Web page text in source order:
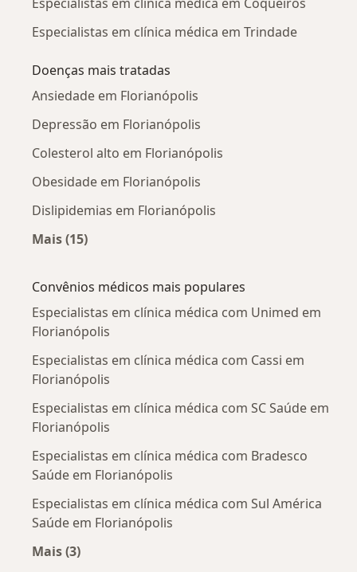
Especialistas em clínica médica em Trindade
Doenças mais tratadas
Ansiedade em Florianópolis
Depressão em Florianópolis
Colesterol alto em Florianópolis
Obesidade em Florianópolis
Dislipidemias em Florianópolis
Mais (15)
Convênios médicos mais populares
Especialistas em clínica médica com Unimed em
Florianópolis
Especialistas em clínica médica com Cassi em
Florianópolis
Especialistas em clínica médica com SC Saúde em
Florianópolis
Especialistas em clínica médica com Bradesco
Saúde em Florianópolis
Especialistas em clínica médica com Sul América
Saúde em Florianópolis
Mais (3)